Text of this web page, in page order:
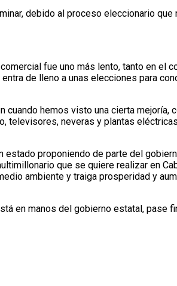
debido al proceso eleccionario que
fue uno más lento, tanto en el
de lleno a unas elecciones para
hemos visto una cierta mejoría,
televisores, neveras y plantas
estado proponiendo de parte del
que se quiere realizar en
ambiente y traiga prosperidad y
en manos del gobierno estatal, pase